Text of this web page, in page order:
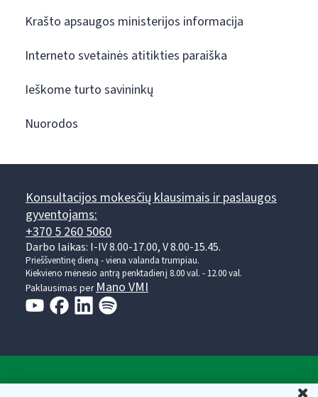
Krašto apsaugos ministerijos informacija
Interneto svetainės atitikties paraiška
Ieškome turto savininkų
Nuorodos
Konsultacijos mokesčių klausimais ir paslaugos
gyventojams:
+370 5 260 5060
Darbo laikas: I-IV 8.00-17.00, V 8.00-15.45.
Prieššventinę dieną - viena valanda trumpiau.
Kiekvieno mėnesio antrą penktadienį 8.00 val. - 12.00 val.
Paklausimas perMano VMI
Valstybinė mokesčių inspekcija prie Lietuvos